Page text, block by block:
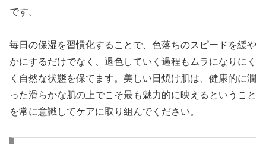
です。
毎日の保湿を習慣化することで、色落ちのスピードを緩や
かにするだけでなく、退色していく過程もムラになりにく
く自然な状態を保てます。美しい日焼け肌は、健康的に潤
った滑らかな肌の上でこそ最も魅力的に映えるということ
を常に意識してケアに取り組んでください。